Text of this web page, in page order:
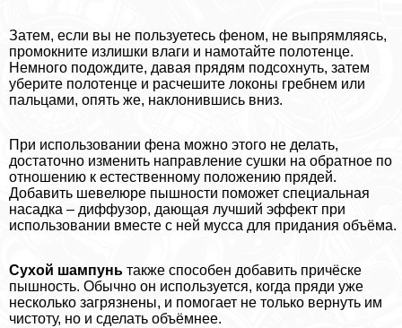
Затем, если вы не пользуетесь феном, не выпрямляясь,
промокните излишки влаги и намотайте полотенце.
Немного подождите, давая прядям подсохнуть, затем
уберите полотенце и расчешите локоны гребнем или
пальцами, опять же, наклонившись вниз.
При использовании фена можно этого не делать,
достаточно изменить направление сушки на обратное по
отношению к естественному положению прядей.
Добавить шевелюре пышности поможет специальная
насадка – диффузор, дающая лучший эффект при
использовании вместе с ней мусса для придания объёма.
Сухой шампунь также способен добавить причёске
пышность. Обычно он используется, когда пряди уже
несколько загрязнены, и помогает не только вернуть им
чистоту, но и сделать объёмнее.